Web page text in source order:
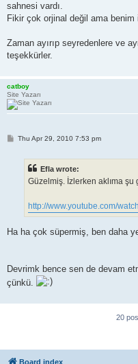
sahnesi vardı.
Fikir çok orjinal değil ama
Zaman ayırıp seyredenlere ve
teşekkürler.
catboy
Site Yazarı
PThu Apr 29, 2010 7:53 pm
Efla wrote:
Güzelmiş. İzlerken aklıma şu
http://www.youtube.com/
Ha ha çok süpermiş, ben daha
Devrimk bence sen de devam
çünkü.
20
Board index